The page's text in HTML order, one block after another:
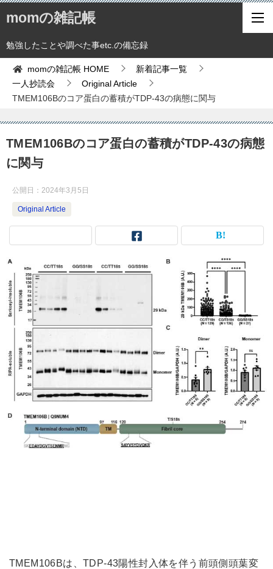
momの雑記帳
勉強したことや調べた事etc.の備忘録
momの雑記帳 HOME
新着記事一覧
一人抄読会
Original Article
TMEM106Bのコア蛋白の蓄積がTDP-43の病態に関与
TMEM106Bのコア蛋白の蓄積がTDP-43の病態
に関与
公開日： 2024年3月5日
Original Article
TMEM106Bは、TDP-43陽性封入体を伴う前頭側頭葉変